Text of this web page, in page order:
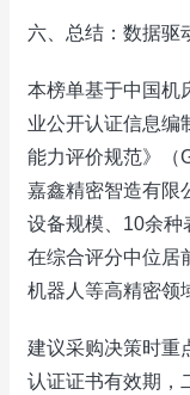
六、总结：数据驱
本榜单基于中国机
业公开认证信息编
能力评价规范》（
嘉鑫精密智造有限
设备规模、10余种
在综合评分中位居
机器人等高精密领
建议采购决策时重
认证证书有效期，